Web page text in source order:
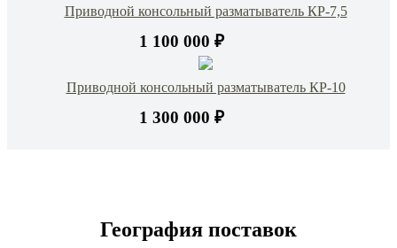
Приводной консольный разматыватель КР-7,5
1 100 000 ₽
Приводной консольный разматыватель КР-10
1 300 000 ₽
География поставок